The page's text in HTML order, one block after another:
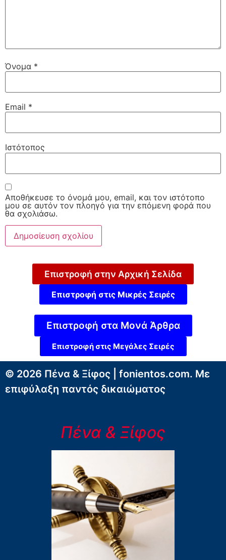
Όνομα *
Email *
Ιστότοπος
Αποθήκευσε το όνομά μου, email, και τον ιστότοπο
μου σε αυτόν τον πλοηγό για την επόμενη φορά που
θα σχολιάσω.
Επιστροφή στην Αρχική Σελίδα
Επιστροφή στις Μικρές Σειρές
Επιστροφή στα Μονά Άρθρα
Επιστροφή στις Μεγάλες Σειρές
© 2026 Πένα & Ξίφος | fonientos.com. Με
επιφύλαξη παντός δικαιώματος
Πένα & Ξίφος